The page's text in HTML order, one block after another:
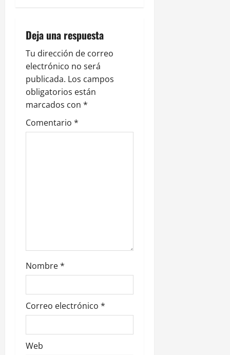
c
i
ó
n
d
e
a
d
a
s
Deja una respuesta
Tu dirección de correo
electrónico no será
publicada. Los campos
obligatorios están
marcados con *
Comentario *
Nombre*
Correo electrónico *
Web